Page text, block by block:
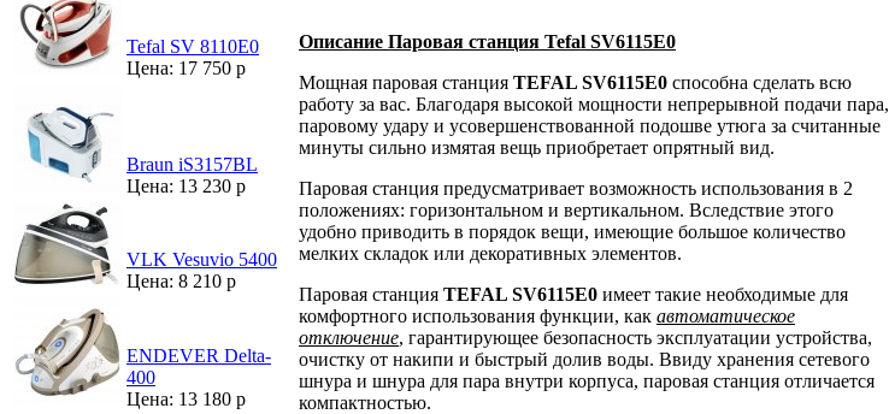
Tefal SV 8110E0
Цена: 17 750 р
Braun iS3157BL
Цена: 13 230 р
VLK Vesuvio 5400
Цена: 8 210 р
ENDEVER Delta-
400
Цена: 13 180 р
Описание Паровая станция Tefal SV6115E0
Мощная паровая станция TEFAL SV6115E0 способна сделать всю
работу за вас. Благодаря высокой мощности непрерывной подачи пара,
паровому удару и усовершенствованной подошве утюга за считанные
минуты сильно измятая вещь приобретает опрятный вид.
Паровая станция предусматривает возможность использования в 2
положениях: горизонтальном и вертикальном. Вследствие этого
удобно приводить в порядок вещи, имеющие большое количество
мелких складок или декоративных элементов.
Паровая станция TEFAL SV6115E0 имеет такие необходимые для
комфортного использования функции, как автоматическое
отключение, гарантирующее безопасность эксплуатации устройства,
очистку от накипи и быстрый долив воды. Ввиду хранения сетевого
шнура и шнура для пара внутри корпуса, паровая станция отличается
компактностью.